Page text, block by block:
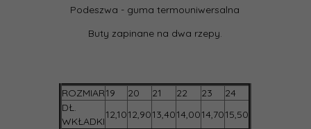
Podeszwa - guma termouniwersalna
Buty zapinane na dwa rzepy.
ROZMIAR19 20 21 22 23
24
DŁ.
WKŁADKI
12,1012,9013,4014,0014,7015,50